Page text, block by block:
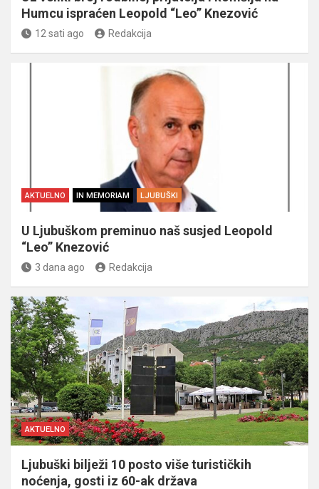
Humcu ispraćen Leopold “Leo” Knezović
12 sati ago Redakcija
AKTUELNO IN MEMORIAM LJUBUŠKI
U Ljubuškom preminuo naš susjed Leopold
“Leo” Knezović
3 dana ago Redakcija
AKTUELNO
Ljubuški bilježi 10 posto više turističkih
noćenja, gosti iz 60-ak država